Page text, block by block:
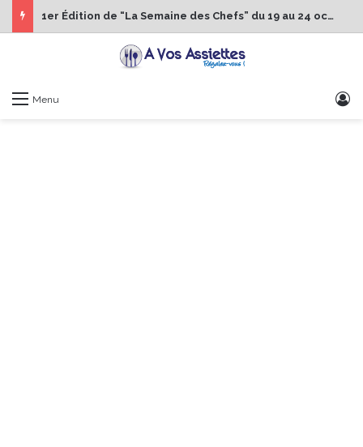
1er Édition de “La Semaine des Chefs” du 19 au 24 octobre 2026
Menu